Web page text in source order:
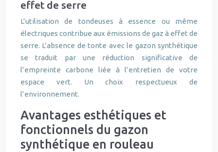
effet de serre
L’utilisation de tondeuses à essence ou même
électriques contribue aux émissions de gaz à effet de
serre. L’absence de tonte avec le gazon synthétique
se traduit par une réduction significative de
l’empreinte carbone liée à l’entretien de votre
espace vert. Un choix respectueux de
l’environnement.
Avantages esthétiques et
fonctionnels du gazon
synthétique en rouleau